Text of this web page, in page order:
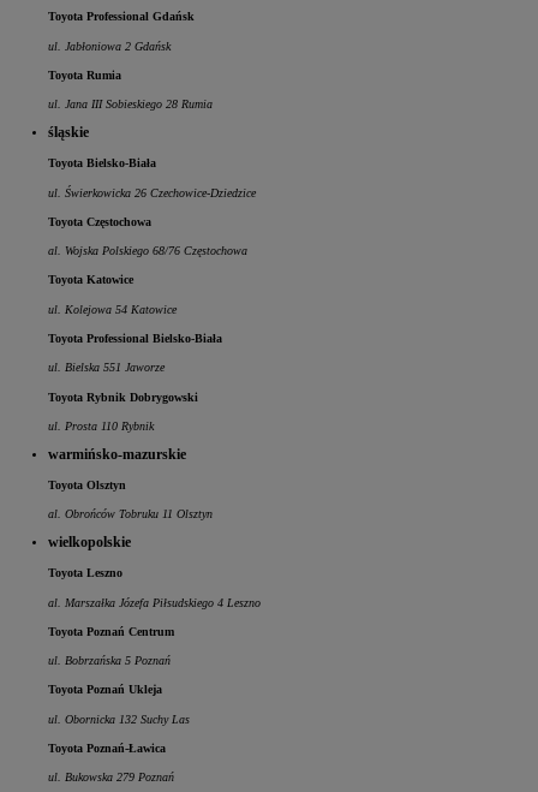
Toyota Professional Gdańsk
ul. Jabłoniowa 2 Gdańsk
Toyota Rumia
ul. Jana III Sobieskiego 28 Rumia
śląskie
Toyota Bielsko-Biała
ul. Świerkowicka 26 Czechowice-Dziedzice
Toyota Częstochowa
al. Wojska Polskiego 68/76 Częstochowa
Toyota Katowice
ul. Kolejowa 54 Katowice
Toyota Professional Bielsko-Biała
ul. Bielska 551 Jaworze
Toyota Rybnik Dobrygowski
ul. Prosta 110 Rybnik
warmińsko-mazurskie
Toyota Olsztyn
al. Obrońców Tobruku 11 Olsztyn
wielkopolskie
Toyota Leszno
al. Marszałka Józefa Piłsudskiego 4 Leszno
Toyota Poznań Centrum
ul. Bobrzańska 5 Poznań
Toyota Poznań Ukleja
ul. Obornicka 132 Suchy Las
Toyota Poznań-Ławica
ul. Bukowska 279 Poznań